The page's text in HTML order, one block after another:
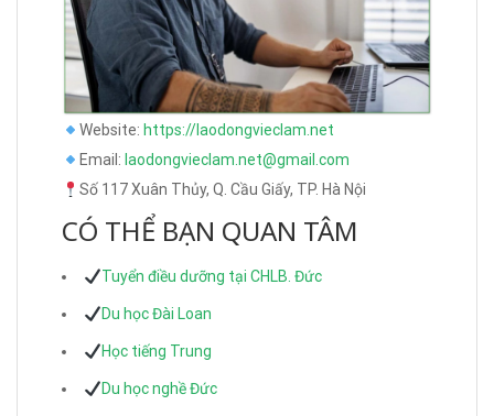
Website: https://laodongvieclam.net
Email: laodongvieclam.net@gmail.com
Số 117 Xuân Thủy, Q. Cầu Giấy, TP. Hà Nội
CÓ THỂ BẠN QUAN TÂM
Tuyển điều dưỡng tại CHLB. Đức
Du học Đài Loan
Học tiếng Trung
Du học nghề Đức